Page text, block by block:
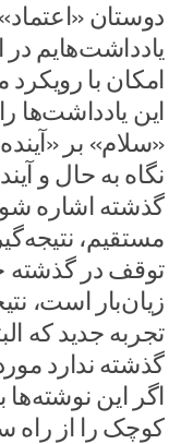
دوستان
یادداشت‌هایم
امکان با
این یادداشت‌ها
«سلام» بر
نگاه به حال و
گذشته اشاره
مستقیم،
توقف در گذشته
زیان‌بار است،
تجربه جدید که
گذشته ندارد
اگر این
کوچک را از راه